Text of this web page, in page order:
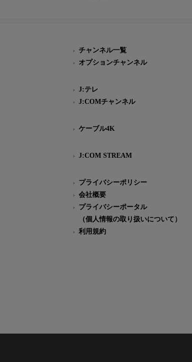
チャンネル一覧
オプションチャンネル
J:テレ
J:COMチャンネル
ケーブル4K
J:COM STREAM
プライバシーポリシー
会社概要
プライバシーポータル
（個人情報の取り扱いについて）
利用規約